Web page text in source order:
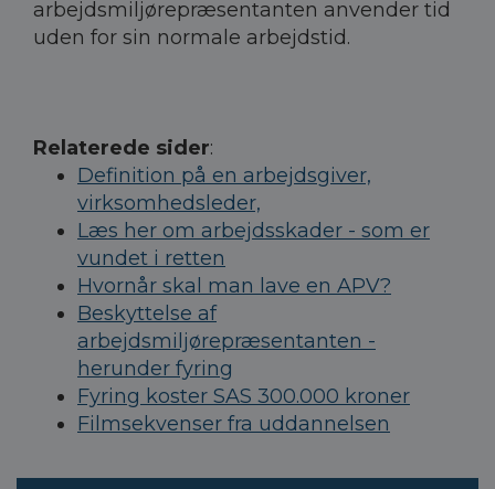
arbejdsmiljørepræsentanten anvender tid
uden for sin normale arbejdstid.
Relaterede sider:
Definition på en arbejdsgiver,
virksomhedsleder,
Læs her om arbejdsskader - som er
vundet i retten
Hvornår skal man lave en APV?
Beskyttelse af
arbejdsmiljørepræsentanten -
herunder fyring
Fyring koster SAS 300.000 kroner
Filmsekvenser fra uddannelsen